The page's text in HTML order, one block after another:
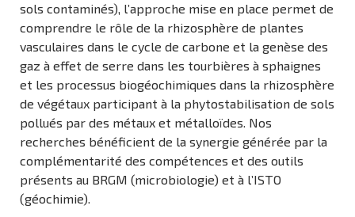
sols contaminés), l’approche mise en place permet de
comprendre le rôle de la rhizosphère de plantes
vasculaires dans le cycle de carbone et la genèse des
gaz à effet de serre dans les tourbières à sphaignes
et les processus biogéochimiques dans la rhizosphère
de végétaux participant à la phytostabilisation de sols
pollués par des métaux et métalloïdes. Nos
recherches bénéficient de la synergie générée par la
complémentarité des compétences et des outils
présents au BRGM (microbiologie) et à l’ISTO
(géochimie).